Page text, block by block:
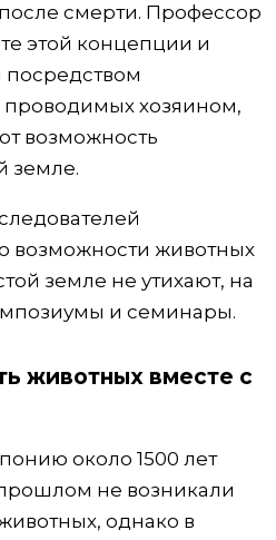
смерти. Профессор
этой концепции и
хозяином,
возможность
земле.
возможности животных
земле не утихают, на
и семинары.
животных вместе с
около 1500 лет
не возникали
однако в